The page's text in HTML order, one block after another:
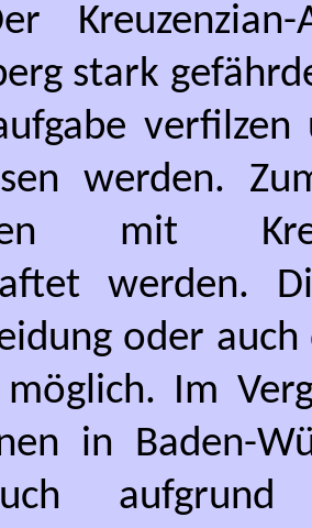
stark
werden.
mit
werden.
oder
möglich. Im
in Baden-
aufgrund